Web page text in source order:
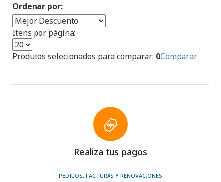
Ordenar por:
Itens por página:
Produtos selecionados para comparar: 0Comparar
Realiza tus pagos
PEDIDOS, FACTURAS Y RENOVACIONES